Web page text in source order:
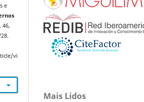
e
46,
vi
Mais Lidos